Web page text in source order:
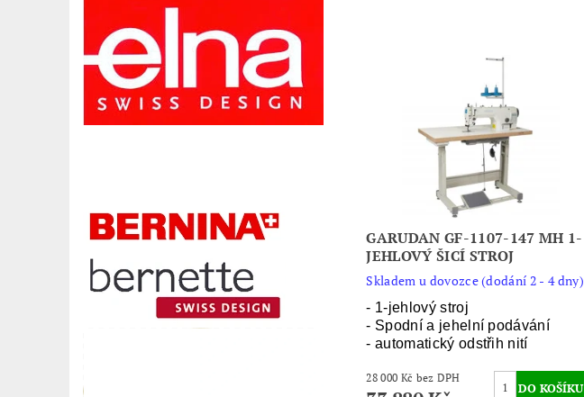
GARUDAN GF-1107-147 MH 1-
JEHLOVÝ ŠICÍ STROJ
Skladem u dovozce (dodání 2 - 4 dny)
- 1-jehlový stroj
- Spodní a jehelní podávání
- automatický odstřih nití
28 000 Kč bez DPH